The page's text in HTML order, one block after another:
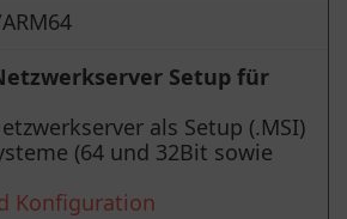
Setup für
als Setup (.MSI)
(64 und 32Bit sowie
Konfiguration